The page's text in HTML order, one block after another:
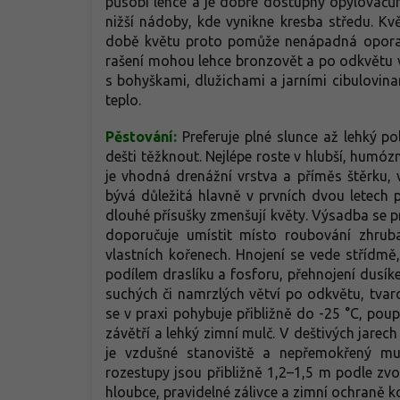
nižší nádoby, kde vynikne kresba středu.
době květu proto pomůže nenápadná
rašení mohou lehce bronzovět a po
s bohyškami, dlužichami a jarními
teplo.
Pěstování: Preferuje plné slunce až lehký
dešti těžknout. Nejlépe roste v hlubší,
je vhodná drenážní vrstva a příměs štěrku,
bývá důležitá hlavně v prvních dvou letech
dlouhé přísušky zmenšují květy. Výsadba
doporučuje umístit místo roubování
vlastních kořenech. Hnojení se vede
podílem draslíku a fosforu, přehnojení
suchých či namrzlých větví po odkvětu,
se v praxi pohybuje přibližně do -25 °C,
závětří a lehký zimní mulč. V deštivých
je vzdušné stanoviště a nepřemokřený
rozestupy jsou přibližně 1,2–1,5 m podle
hloubce, pravidelné zálivce a zimní ochraně